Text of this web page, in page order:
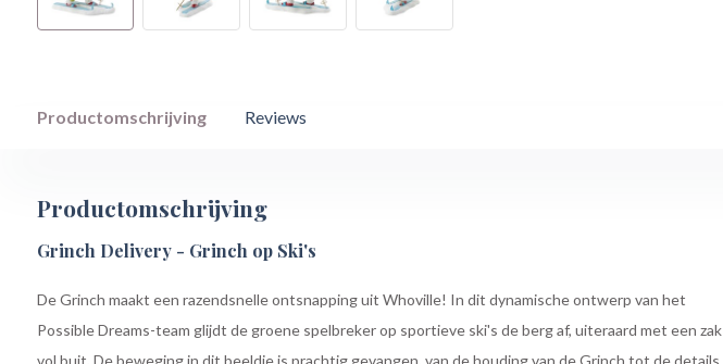
Productomschrijving Reviews
Productomschrijving
Grinch Delivery - Grinch op Ski's
De Grinch maakt een razendsnelle ontsnapping uit Whoville! In dit dynamische ontwerp van het
Possible Dreams-team glijdt de groene spelbreker op sportieve ski's de berg af, uiteraard met een zak
vol buit. De beweging in dit beeldje is prachtig gevangen, van de houding van de Grinch tot de details